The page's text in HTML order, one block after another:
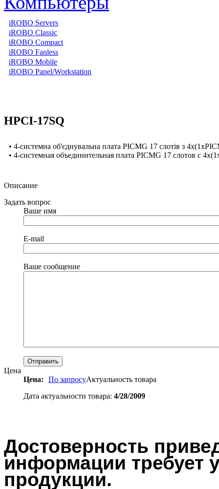
iROBO Servers
iROBO Classic
iROBO Compact
iROBO Fanless
iROBO Mobile
iROBO Panel/Workstation
HPCI-17SQ
• 4-системна об'єднувальна плата PICMG 17 слотів з
• 4-системная объединительная плата PICMG 17 слотов с
Описание
Задать вопрос
Ваше имя
E-mail
Ваше сообщение
Цена
Цена:
По запросуАктуальность товара
Дата актуальности товара: 4/28/2009
Достоверность
информации требует
продукции.